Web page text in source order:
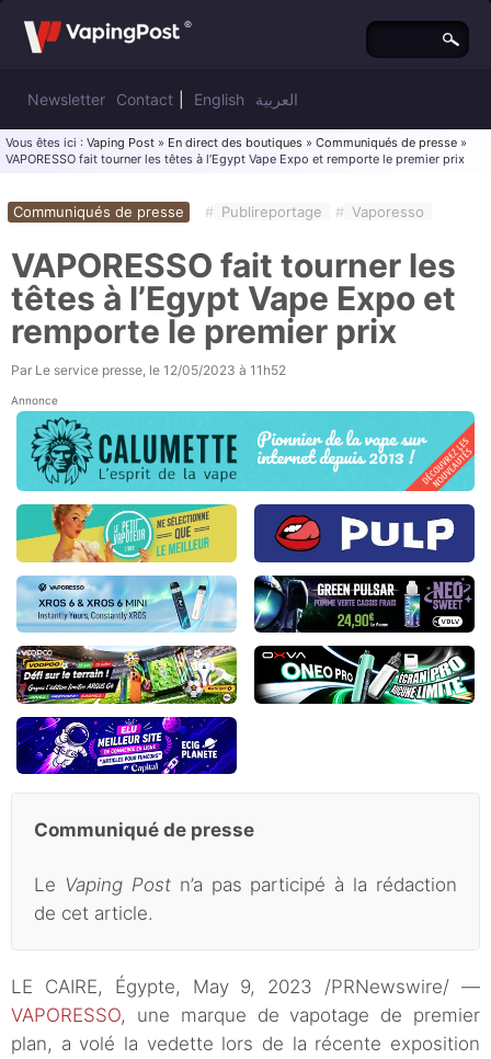
Newsletter Contact English العربية
Vous êtes ici : Vaping Post » En direct des boutiques » Communiqués de presse »
VAPORESSO fait tourner les têtes à l’Egypt Vape Expo et remporte le premier prix
Communiqués de presse # Publireportage # Vaporesso
VAPORESSO fait tourner les
têtes à l’Egypt Vape Expo et
remporte le premier prix
Par Le service presse, le 12/05/2023 à 11h52
Annonce
Communiqué de presse
Le Vaping Postn’a pas participé à la rédaction
de cet article.
LE CAIRE, Égypte, May 9, 2023 /PRNewswire/ —
VAPORESSO, une marque de vapotage de premier
plan, a volé la vedette lors de la récente exposition